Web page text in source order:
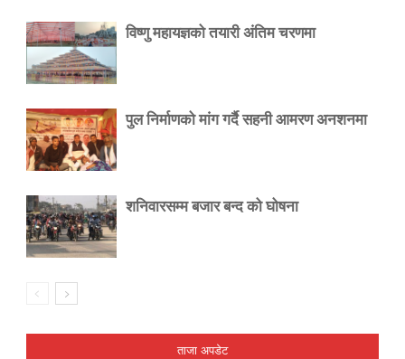
विष्णु महायज्ञको तयारी अंतिम चरणमा
पुल निर्माणको मांग गर्दै सहनी आमरण अनशनमा
शनिवारसम्म बजार बन्द को घोषना
ताजा अपडेट